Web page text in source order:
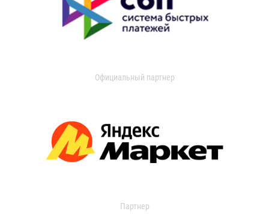
Официальный партнер
Партнер